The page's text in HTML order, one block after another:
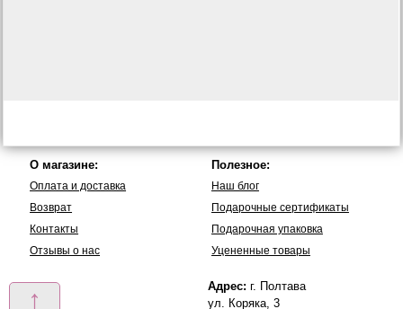
↑
О магазине:
Оплата и доставка
Возврат
Контакты
Отзывы о нас
Полезное:
Наш блог
Подарочные сертификаты
Подарочная упаковка
Уцененные товары
Адрес: г. Полтава
ул. Коряка, 3